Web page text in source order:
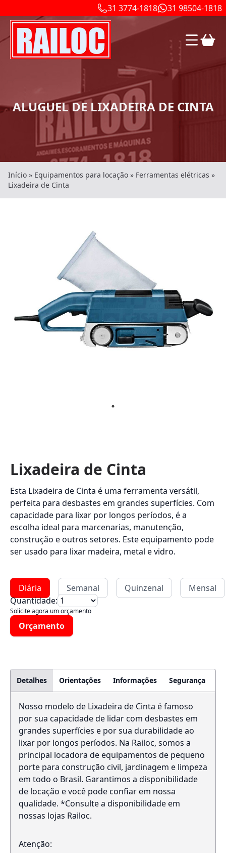
31 3774-1818 31 98504-1818
ALUGUEL DE LIXADEIRA DE CINTA
Início » Equipamentos para locação » Ferramentas elétricas »
Lixadeira de Cinta
Lixadeira de Cinta
Esta Lixadeira de Cinta é uma ferramenta versátil,
perfeita para desbastes em grandes superfícies. Com
capacidade para lixar por longos períodos, é a
escolha ideal para marcenarias, manutenção,
construção e outros setores. Este equipamento pode
ser usado para lixar madeira, metal e vidro.
Diária Semanal Quinzenal
Mensal
Quantidade:
Solicite agora um orçamento
Orçamento
Detalhes Orientações Informações Segurança
Nosso modelo de Lixadeira de Cinta é famoso
por sua capacidade de lidar com desbastes em
grandes superfícies e por sua durabilidade ao
lixar por longos períodos. Na Railoc, somos a
principal locadora de equipamentos de pequeno
porte para construção civil, jardinagem e limpeza
em todo o Brasil. Garantimos a disponibilidade
de locação e você pode confiar em nossa
qualidade. *Consulte a disponibilidade em
nossas lojas Railoc.
Atenção: